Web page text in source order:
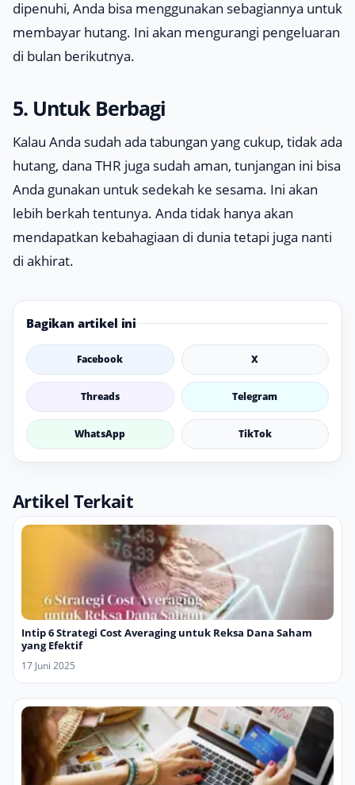
dipenuhi, Anda bisa menggunakan sebagiannya untuk
membayar hutang. Ini akan mengurangi pengeluaran
di bulan berikutnya.
5. Untuk Berbagi
Kalau Anda sudah ada tabungan yang cukup, tidak ada
hutang, dana THR juga sudah aman, tunjangan ini bisa
Anda gunakan untuk sedekah ke sesama. Ini akan
lebih berkah tentunya. Anda tidak hanya akan
mendapatkan kebahagiaan di dunia tetapi juga nanti
di akhirat.
Bagikan artikel ini
Facebook X
Threads Telegram
WhatsApp TikTok
Artikel Terkait
Intip 6 Strategi Cost Averaging untuk Reksa Dana Saham
yang Efektif
17 Juni 2025